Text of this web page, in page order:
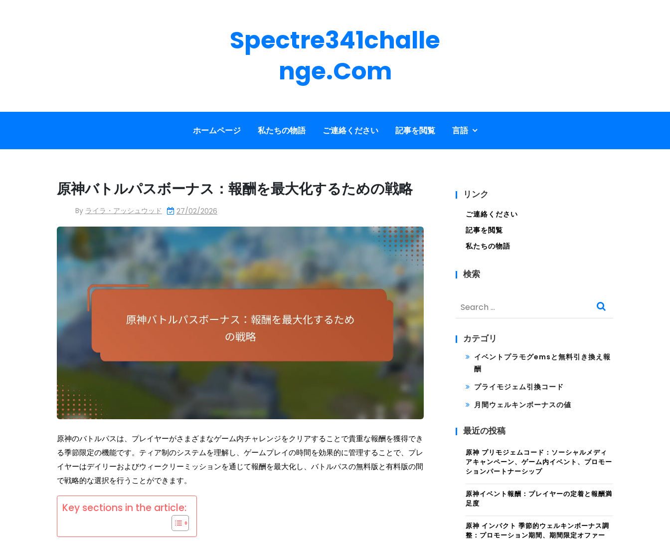
Spectre341challe
Nge.com
ホームページ 私たちの物語 ご連絡ください 記事を閲覧 言語
原神バトルパスボーナス：報酬を最大化するための戦略
By ライラ・アッシュウッド 27/02/2026
原神のバトルパスは、プレイヤーがさまざまなゲーム内チャレンジをクリアすることで貴重な報酬を獲得でき
る季節限定の機能です。ティア制のシステムを理解し、ゲームプレイの時間を効果的に管理することで、プレ
イヤーはデイリーおよびウィークリーミッションを通じて報酬を最大化し、バトルパスの無料版と有料版の間
で戦略的な選択を行うことができます。
Key sections in the article:
リンク
ご連絡ください
記事を閲覧
私たちの物語
検索
for:
カテゴリ
イベントプラモグemsと無料引き換え報
酬
プライモジェム引換コード
月間ウェルキンボーナスの値
最近の投稿
原神 プリモジェムコード：ソーシャルメディ
アキャンペーン、ゲーム内イベント、プロモー
ションパートナーシップ
原神イベント報酬：プレイヤーの定着と報酬満
足度
原神 インパクト 季節的ウェルキンボーナス調
整：プロモーション期間、期間限定オファー